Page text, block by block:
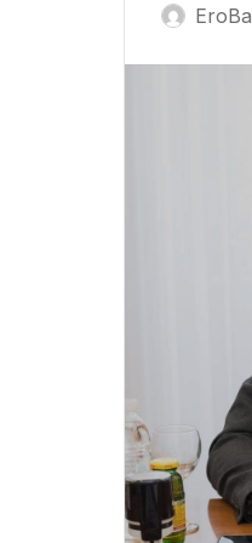
EroBa